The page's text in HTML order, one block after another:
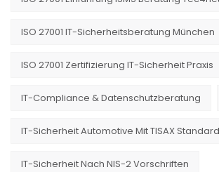
ISO 27001 IT-Sicherheitsberatung München
ISO 27001 Zertifizierung IT-Sicherheit Praxis
IT-Compliance & Datenschutzberatung
IT-Sicherheit Automotive Mit TISAX Standard
IT-Sicherheit Nach NIS-2 Vorschriften